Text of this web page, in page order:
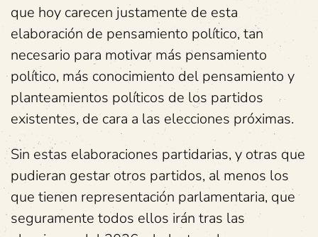
que hoy carecen justamente de esta
elaboración de pensamiento político, tan
necesario para motivar más pensamiento
político, más conocimiento del pensamiento y
planteamientos políticos de los partidos
existentes, de cara a las elecciones próximas.
Sin estas elaboraciones partidarias, y otras que
pudieran gestar otros partidos, al menos los
que tienen representación parlamentaria, que
seguramente todos ellos irán tras las